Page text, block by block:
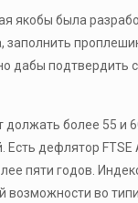
якобы была
дабы подтвердить
более 55 и
дефлятор
пяти годов.
возможности во